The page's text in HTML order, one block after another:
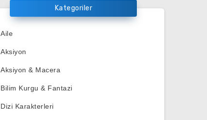
Kategoriler
Aile
Aksiyon
Aksiyon & Macera
Bilim Kurgu & Fantazi
Dizi Karakterleri